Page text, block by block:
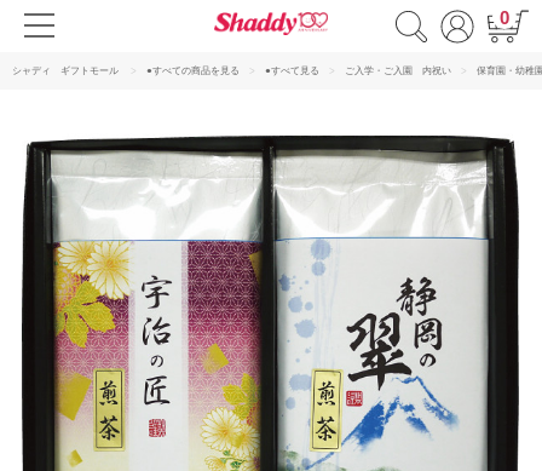
0
シャディ ギフトモール ●すべての商品を見る ●すべて見る ご入学・ご入園 内祝い 保育園・幼稚